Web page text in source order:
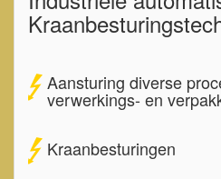
Aansturing diverse
verwerkings- en
Kraanbesturingen